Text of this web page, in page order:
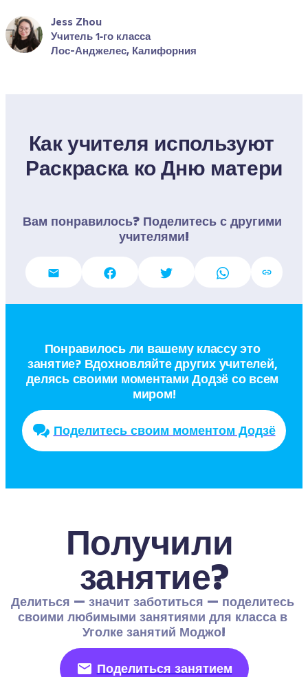
Jess Zhou
Учитель 1‑го класса
Лос-Анджелес, Калифорния
Как учителя используют
Раскраска ко Дню матери
Вам понравилось? Поделитесь с другими
учителями!
Понравилось ли вашему классу это
занятие? Вдохновляйте других учителей,
делясь своими моментами Додзё со всем
миром!
Поделитесь своим моментом Додзё
Получили
занятие?
Делиться — значит заботиться — поделитесь
своими любимыми занятиями для класса в
Уголке занятий Моджо!
Поделиться занятием